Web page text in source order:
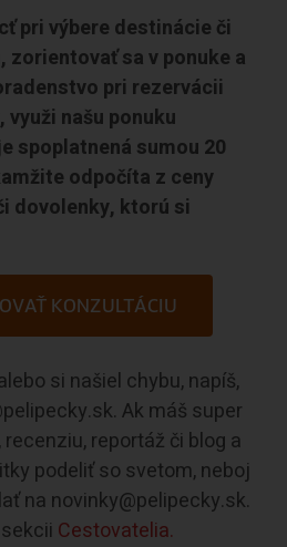
pri výbere destinácie či
sa v ponuke a
pri rezervácii
našu ponuku
spoplatnená sumou 20
odpočíta z ceny
dovolenky, ktorú si
KONZULTÁCIU
si našiel chybu, napíš,
Ak máš super
reportáž či blog a
podeliť so svetom, neboj
na novinky@pelipecky.sk.
Cestovatelia.